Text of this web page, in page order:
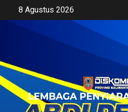
content
8 Agustus 2026